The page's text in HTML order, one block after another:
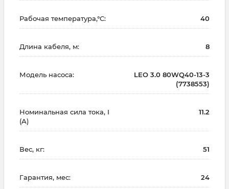
Рабочая температура,°С: 40
Длина кабеля, м: 8
Модель насоса:
LEO 3.0 80WQ40-13-3
(7738553)
Номинальная сила тока, I
(А)
11.2
Вес, кг: 51
Гарантия, мес: 24